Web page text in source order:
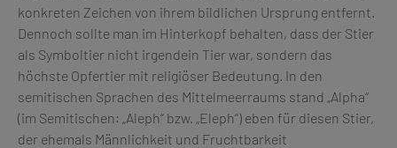
konkreten Zeichen von ihrem bildlichen Ursprung entfernt.
Dennoch sollte man im Hinterkopf behalten, dass der Stier
als Symboltier nicht irgendein Tier war, sondern das
höchste Opfertier mit religiöser Bedeutung. In den
semitischen Sprachen des Mittelmeerraums stand „Alpha“
(im Semitischen: „Aleph“ bzw. „Eleph“) eben für diesen Stier,
der ehemals Männlichkeit und Fruchtbarkeit